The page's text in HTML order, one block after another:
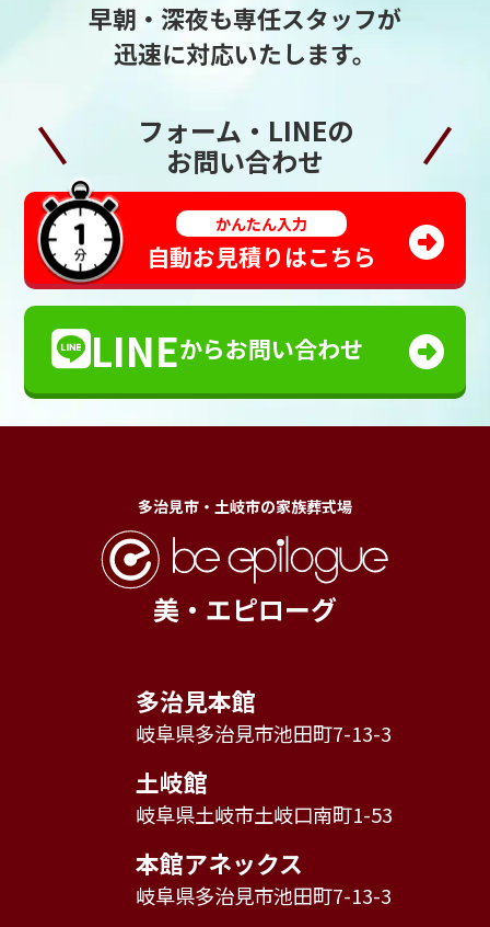
早朝・深夜も専任スタッフが
迅速に対応いたします。
フォーム・LINEの
お問い合わせ
かんたん入力
自動お見積りはこちら
LINEからお問い合わせ
多治見市・土岐市の家族葬式場
美・エピローグ
多治見本館
岐阜県多治見市池田町7-13-3
土岐館
岐阜県土岐市土岐口南町1-53
本館アネックス
岐阜県多治見市池田町7-13-3